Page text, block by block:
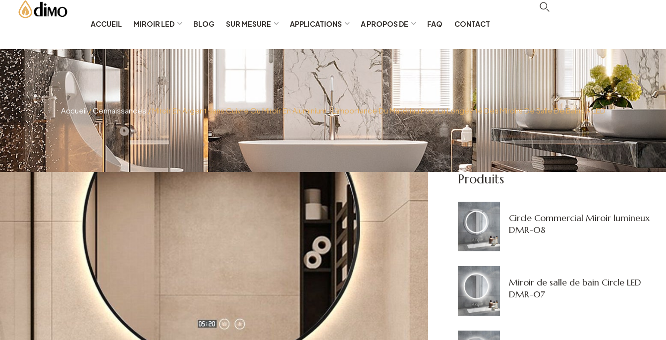
ACCUEIL MIROIR LED BLOG SUR MESURE APPLICATIONS A PROPOS DE FAQ CONTACT
Accueil/Connaissances/ Miroir En Argent Sans Cuivre Ou Miroir En Aluminium : L'importance Du Matériau Pour La Longévité Des Miroirs De Salle De Bains À LED
Produits
Circle Commercial Miroir lumineux
DMR-08
Miroir de salle de bain Circle LED
DMR-07